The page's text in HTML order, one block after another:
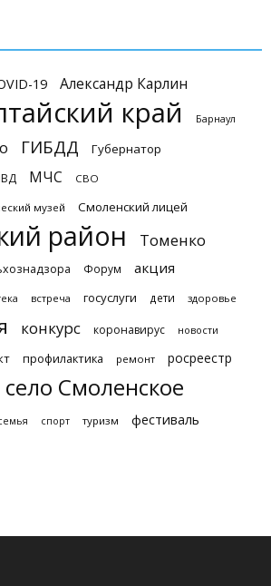
19 Александр Карлин
край Барнаул
ГИБДД Губернатор
МЧС СВО
музей Смоленский лицей
район Томенко
Форум акция
встреча госуслуги дети здоровье
конкурс коронавирус новости
профилактика ремонт росреестр
село Смоленское
спорт туризм фестиваль